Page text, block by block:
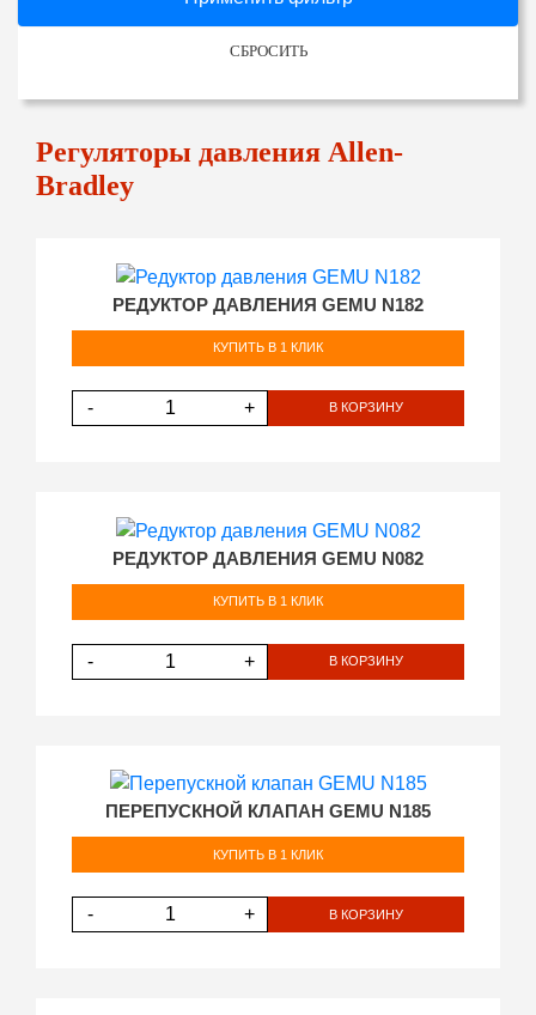
СБРОСИТЬ
Регуляторы давления Allen-
Bradley
РЕДУКТОР ДАВЛЕНИЯ GEMU N182
КУПИТЬ В 1 КЛИК
- + В КОРЗИНУ
РЕДУКТОР ДАВЛЕНИЯ GEMU N082
КУПИТЬ В 1 КЛИК
- + В КОРЗИНУ
ПЕРЕПУСКНОЙ КЛАПАН GEMU N185
КУПИТЬ В 1 КЛИК
- + В КОРЗИНУ